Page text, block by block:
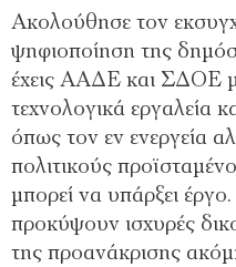
Ακολούθησε τον
ψηφιοποίηση της
έχεις ΑΑΔΕ και ΣΔΟΕ
τεχνολογικά εργαλεία
όπως τον εν ενεργεία
πολιτικούς
μπορεί να υπάρξει
προκύψουν ισχυρές
της προανάκρισης